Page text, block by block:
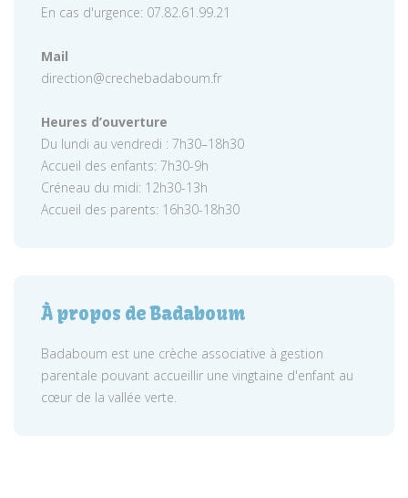
En cas d'urgence: 07.82.61.99.21
Mail
direction@crechebadaboum.fr
Heures d’ouverture
Du lundi au vendredi : 7h30–18h30
Accueil des enfants: 7h30-9h
Créneau du midi: 12h30-13h
Accueil des parents: 16h30-18h30
À propos de Badaboum
Badaboum est une crèche associative à gestion
parentale pouvant accueillir une vingtaine d'enfant au
cœur de la vallée verte.